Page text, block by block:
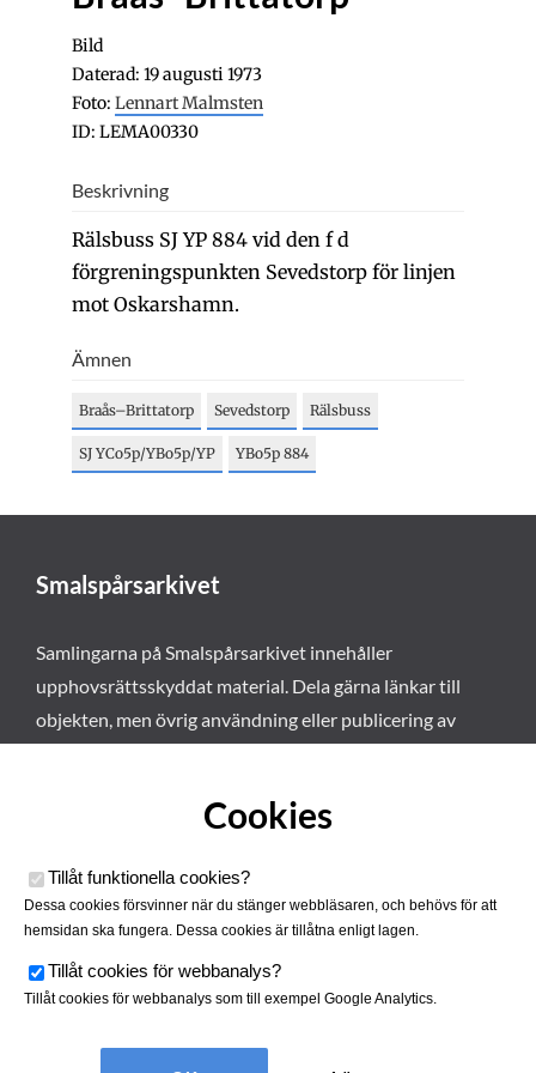
Bild
Daterad: 19 augusti 1973
Foto: Lennart Malmsten
ID: LEMA00330
Beskrivning
Rälsbuss SJ YP 884 vid den f d
förgreningspunkten Sevedstorp för linjen
mot Oskarshamn.
Ämnen
Braås–Brittatorp Sevedstorp Rälsbuss
SJ YCo5p/YBo5p/YP YBo5p 884
Smalspårsarkivet
Samlingarna på Smalspårsarkivet innehåller
upphovsrättsskyddat material. Dela gärna länkar till
objekten, men övrig användning eller publicering av
Cookies
Tillåt funktionella cookies?
Dessa cookies försvinner när du stänger webbläsaren, och behövs för att
hemsidan ska fungera. Dessa cookies är tillåtna enligt lagen.
Tillåt cookies för webbanalys?
Tillåt cookies för webbanalys som till exempel Google Analytics.